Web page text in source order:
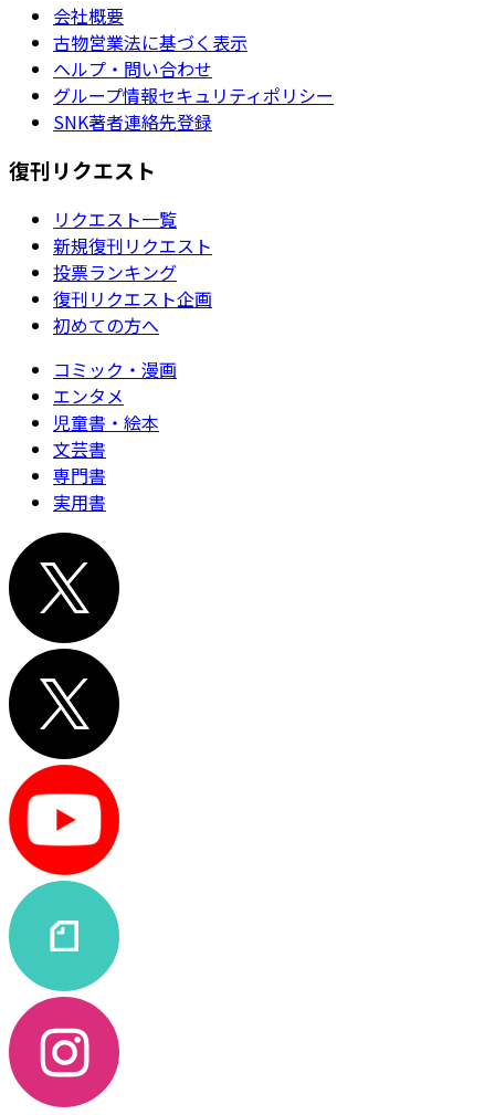
会社概要
古物営業法に基づく表示
ヘルプ・問い合わせ
グループ情報セキュリティポリシー
SNK著者連絡先登録
復刊リクエスト
リクエスト一覧
新規復刊リクエスト
投票ランキング
復刊リクエスト企画
初めての方へ
コミック・漫画
エンタメ
児童書・絵本
文芸書
専門書
実用書